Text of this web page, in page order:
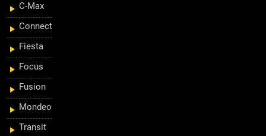
C-Max
Connect
Fiesta
Focus
Fusion
Mondeo
Transit